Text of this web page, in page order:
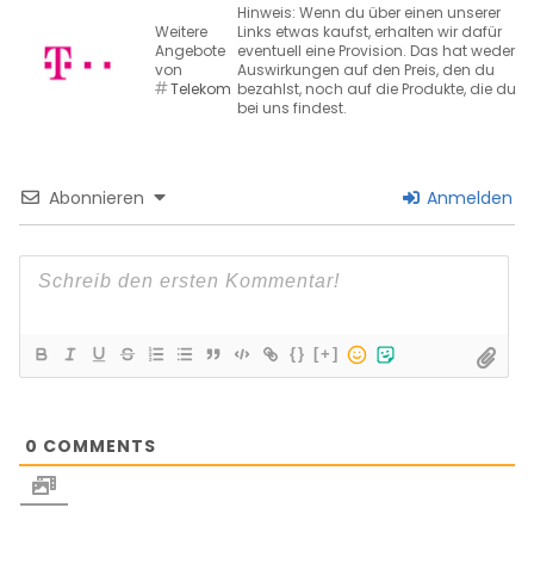
Weitere
Angebote
von
Telekom
Hinweis: Wenn du über einen unserer
Links etwas kaufst, erhalten wir dafür
eventuell eine Provision. Das hat weder
Auswirkungen auf den Preis, den du
bezahlst, noch auf die Produkte, die du
bei uns findest.
Abonnieren Anmelden
{} [+]
0 COMMENTS